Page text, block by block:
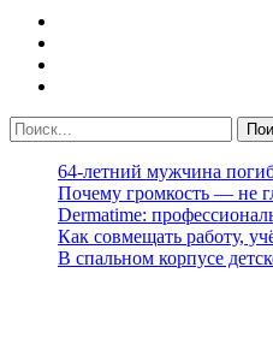
64-летний мужчина
Почему громкость — не
Dermatime:
Как совмещать работу,
В спальном корпусе